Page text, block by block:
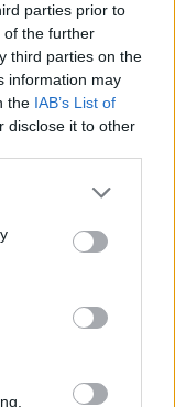
parties prior to
of the further
third parties on the
information may
the IAB’s List of
disclose it to other
or more Google
You may click to
party tags to
in below Google
lavoratrici